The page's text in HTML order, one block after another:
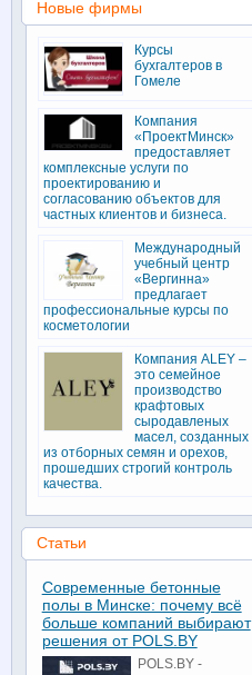
Новые фирмы
Курсы
бухгалтеров в
Гомеле
Компания
«ПроектМинск»
предоставляет
комплексные услуги по
проектированию и
согласованию объектов для
частных клиентов и бизнеса.
Международный
учебный центр
«Вергинна»
предлагает
профессиональные курсы по
косметологии
Компания ALEY –
это семейное
производство
крафтовых
сыродавленых
масел, созданных
из отборных семян и орехов,
прошедших строгий контроль
качества.
Статьи
Современные бетонные
полы в Минске: почему всё
больше компаний выбирают
решения от POLS.BY
POLS.BY -